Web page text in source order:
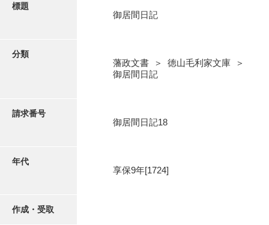
写真・絵はがき
標題
御居間日記
分類
藩政文書 ＞ 徳山毛利家文庫 ＞
御居間日記
請求番号
御居間日記18
年代
享保9年[1724]
作成・受取